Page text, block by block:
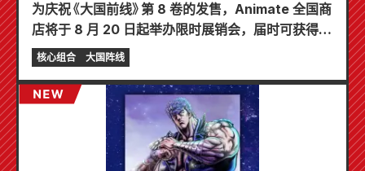
为庆祝《大国前线》第 8 卷的发售，Animate 全国商
店将于 8 月 20 日起举办限时展销会，届时可获得特
制迷你卡片（共 4 种）！
核心组合 大国阵线